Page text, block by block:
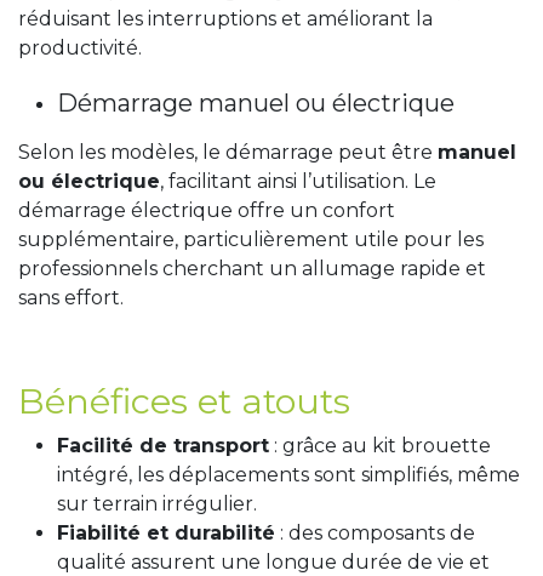
réduisant les interruptions et améliorant la
productivité.
Démarrage manuel ou électrique
Selon les modèles, le démarrage peut être manuel
ou électrique, facilitant ainsi l’utilisation. Le
démarrage électrique offre un confort
supplémentaire, particulièrement utile pour les
professionnels cherchant un allumage rapide et
sans effort.
Bénéfices et atouts
Facilité de transport : grâce au kit brouette
intégré, les déplacements sont simplifiés, même
sur terrain irrégulier.
Fiabilité et durabilité : des composants de
qualité assurent une longue durée de vie et